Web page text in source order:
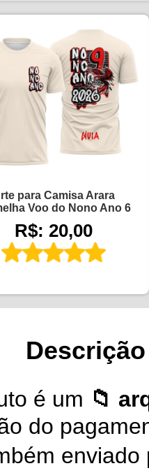
para Camisa Arara
Voo do Nono Ano 6
R$: 20,00
é um 📁
do